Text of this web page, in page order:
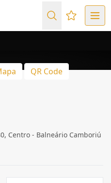
Favoritos
QR Code
Centro - Balneário Camboriú